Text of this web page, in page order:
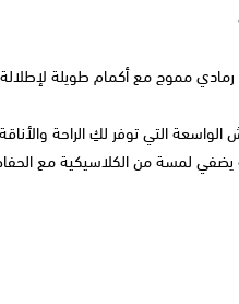
مموج مع أكمام طويلة
الواسعة التي توفر لكِ الراحة
يضفي لمسة من الكلاسيكية مع